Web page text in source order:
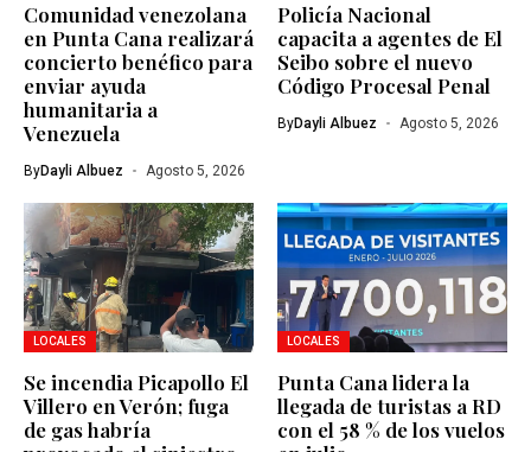
Comunidad venezolana
en Punta Cana realizará
concierto benéfico para
enviar ayuda
humanitaria a
Venezuela
ByDayli Albuez Agosto 5, 2026
Policía Nacional
capacita a agentes de El
Seibo sobre el nuevo
Código Procesal Penal
ByDayli Albuez Agosto 5, 2026
LOCALES
Se incendia Picapollo El
Villero en Verón; fuga
de gas habría
LOCALES
Punta Cana lidera la
llegada de turistas a RD
con el 58 % de los vuelos